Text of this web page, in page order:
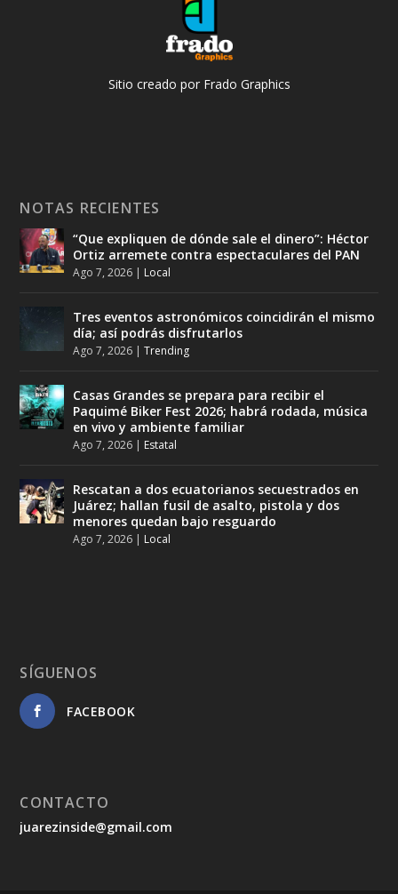
Sitio creado por Frado Graphics
NOTAS RECIENTES
“Que expliquen de dónde sale el dinero”: Héctor
Ortiz arremete contra espectaculares del PAN
Ago 7, 2026 | Local
Tres eventos astronómicos coincidirán el mismo
día; así podrás disfrutarlos
Ago 7, 2026 |Trending
Casas Grandes se prepara para recibir el
Paquimé Biker Fest 2026; habrá rodada, música
en vivo y ambiente familiar
Ago 7, 2026 | Estatal
Rescatan a dos ecuatorianos secuestrados en
Juárez; hallan fusil de asalto, pistola y dos
menores quedan bajo resguardo
Ago 7, 2026 | Local
SÍGUENOS
FACEBOOK
CONTACTO
juarezinside@gmail.com